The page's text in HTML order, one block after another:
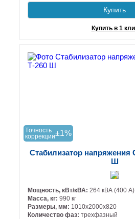
Купить
Купить в 1
Tочность
коррекции±1%
Стабилизатор напряжения
Ш
Мощность, кВт/кВА: 264 кВА (400 А)
Масса, кг: 990 кг
Размеры, мм: 1010х2000х820
Количество фаз: трехфазный